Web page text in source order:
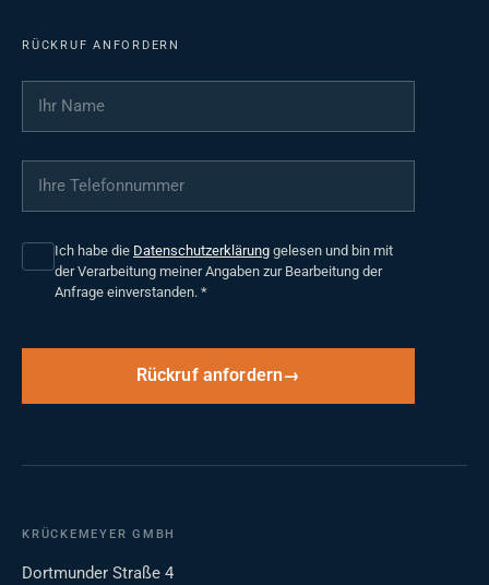
RÜCKRUF ANFORDERN
Ihr Name
Ihre Telefonnummer
Ich habe die Datenschutzerklärung gelesen und bin mit
der Verarbeitung meiner Angaben zur Bearbeitung der
Anfrage einverstanden. *
Rückruf anfordern
KRÜCKEMEYER GMBH
Dortmunder Straße 4